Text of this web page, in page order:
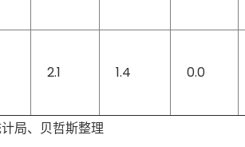
2.1 1.4 0.0
局、贝哲斯整理